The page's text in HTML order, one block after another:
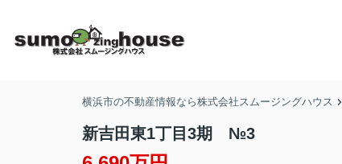
横浜市の不動産情報なら株式会社スムージングハウス
新吉田東1丁目3期 №3